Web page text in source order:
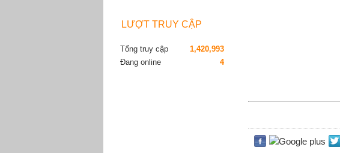
LƯỢT TRUY CẬP
Tổng truy cập
1,420,993
Đang online
4